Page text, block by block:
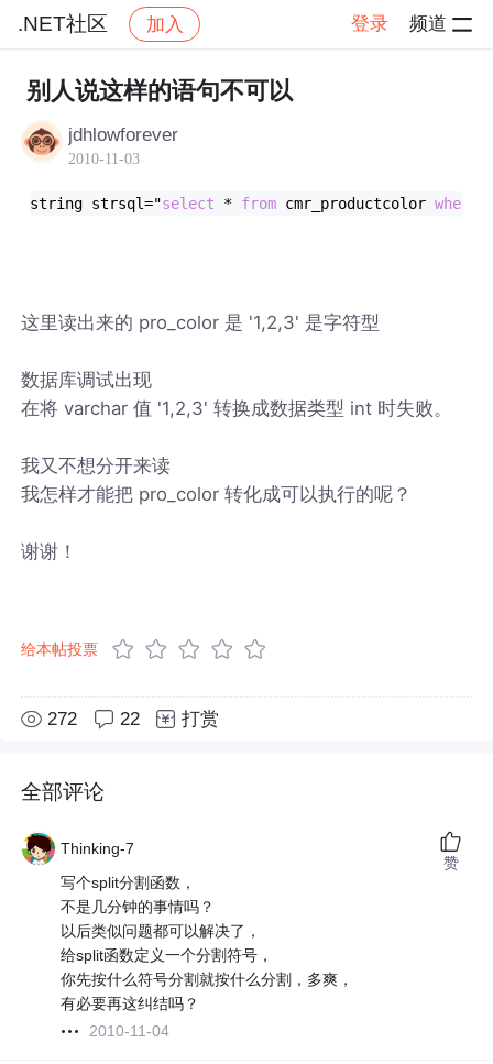
.NET社区 加入 登录 频道
社区 .NET社区 帖子详情
别人说这样的语句不可以
jdhlowforever
2010-11-03
string strsql="select * from cmr_productcolor where
这里读出来的 pro_color 是 '1,2,3' 是字符型
数据库调试出现
在将 varchar 值 '1,2,3' 转换成数据类型 int 时失败。
我又不想分开来读
我怎样才能把 pro_color 转化成可以执行的呢？
谢谢！
给本帖投票
272 22 打赏
全部评论
Thinking-7
写个split分割函数，
不是几分钟的事情吗？
以后类似问题都可以解决了，
给split函数定义一个分割符号，
你先按什么符号分割就按什么分割，多爽，
有必要再这纠结吗？
2010-11-04
赞